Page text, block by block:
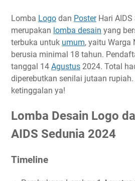
Lomba Logo dan PosterHari AIDS
merupakan lomba desain yang
terbuka untuk umum, yaitu Warga
berusia minimal 18 tahun.
tanggal 14 Agustus 2024. Total
diperebutkan senilai jutaan
ketinggalan ya!
Lomba Desain Logo
AIDS Sedunia 2024
Timeline